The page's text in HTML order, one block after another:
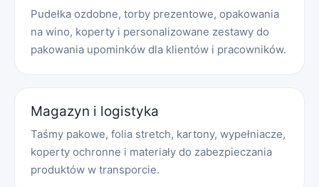
Pudełka ozdobne, torby prezentowe, opakowania
na wino, koperty i personalizowane zestawy do
pakowania upominków dla klientów i pracowników.
Magazyn i logistyka
Taśmy pakowe, folia stretch, kartony, wypełniacze,
koperty ochronne i materiały do zabezpieczania
produktów w transporcie.